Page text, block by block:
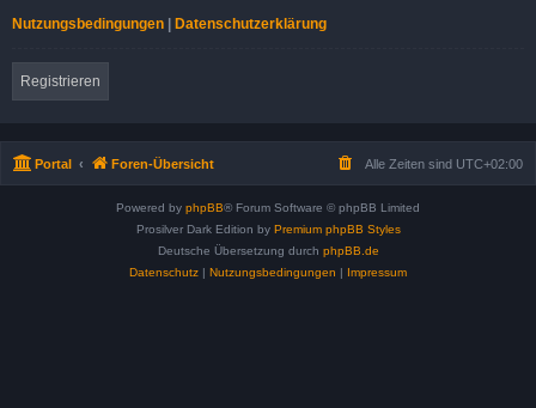
Nutzungsbedingungen | Datenschutzerklärung
Registrieren
Portal Foren-Übersicht Alle Zeiten sind UTC+02:00
Powered by phpBB® Forum Software © phpBB Limited
Prosilver Dark Edition by Premium phpBB Styles
Deutsche Übersetzung durch phpBB.de
Datenschutz | Nutzungsbedingungen | Impressum